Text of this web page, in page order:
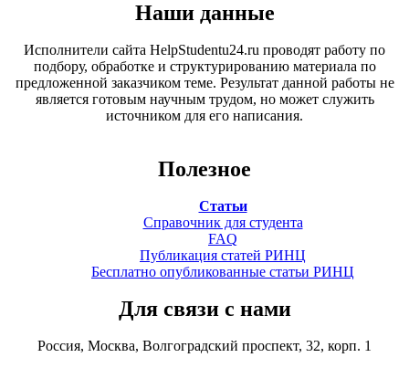
Наши данные
Исполнители сайта HelpStudentu24.ru проводят работу по
подбору, обработке и структурированию материала по
предложенной заказчиком теме. Результат данной работы не
является готовым научным трудом, но может служить
источником для его написания.
Полезное
Статьи
Справочник для студента
FAQ
Публикация статей РИНЦ
Бесплатно опубликованные статьи РИНЦ
Для связи с нами
Россия, Москва, Волгоградский проспект, 32, корп. 1